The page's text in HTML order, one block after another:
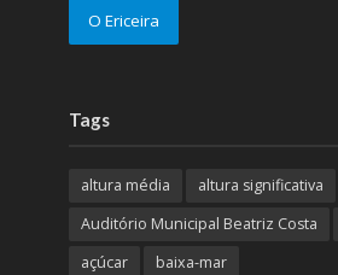
O Ericeira
Tags
altura média altura significativa
Auditório Municipal Beatriz Costa
açúcar
baixa-mar